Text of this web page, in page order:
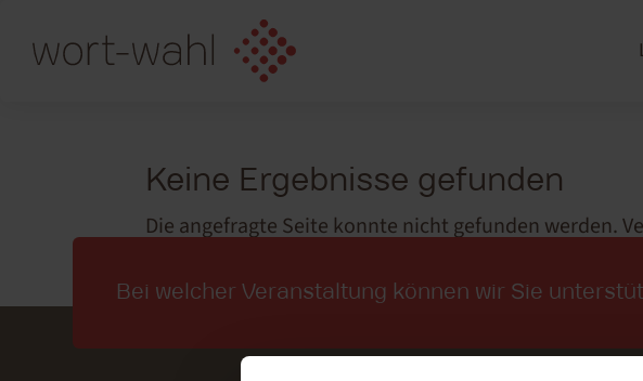
Keine Ergebnisse gefunden
Die angefragte Seite konnte nicht gefunden werden.
Bei welcher Veranstaltung können wir Sie